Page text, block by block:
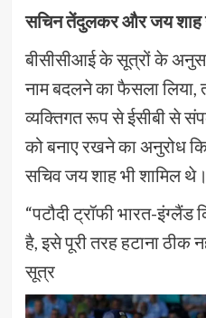
सचिन तेंदुलकर और जय शाह
बीसीसीआई के सूत्रों के
नाम बदलने का फैसला
व्यक्तिगत रूप से ईसीबी से
को बनाए रखने का अनुरोध
सचिव जय शाह भी शामिल थे।
“पटौदी ट्रॉफी भारत-
है, इसे पूरी तरह हटाना ठीक
सूत्र